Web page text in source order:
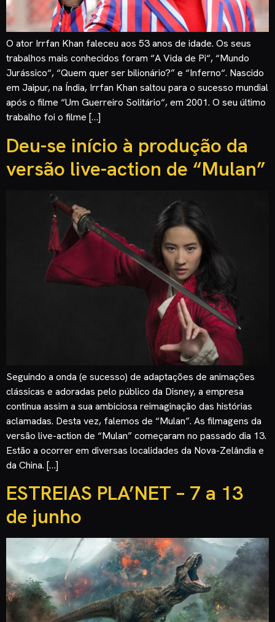
O ator Irrfan Khan faleceu aos 53 anos de idade. Os seus
trabalhos mais conhecidos foram “A Vida de Pi“, “Mundo
Jurássico“, “Quem quer ser bilionário?” e “Inferno“. Nascido
em Jaipur, na Índia, Irrfan Khan saltou para o sucesso mundial
após o filme “Um Guerreiro Solitário“, em 2001. O seu último
trabalho foi o filme […]
Deu-se início à produção da
versão live-action de “Mulan”
Seguindo a onda (e sucesso) de adaptações de animações
clássicas e adoradas pelo público da Disney, a empresa
continua assim a sua ambiciosa reimaginação das histórias
aclamadas. Desta vez, falemos de “Mulan”. As filmagens da
versão live-action de “Mulan” começaram no passado dia 13.
Estão a ocorrer em diversas localidades da Nova-Zelândia e
da China. […]
ESTREIAS PLA’NET – 7 a 13
de junho